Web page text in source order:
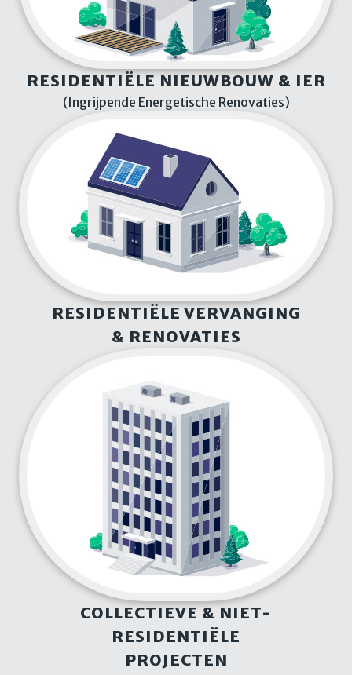
RESIDENTIËLE NIEUWBOUW & IER
(Ingrijpende Energetische Renovaties)
RESIDENTIËLE VERVANGING
& RENOVATIES
COLLECTIEVE & NIET-
RESIDENTIËLE
PROJECTEN